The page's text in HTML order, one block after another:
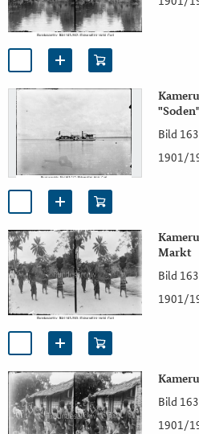
"Soden"
Bild
1901/
Markt
Bild
1901/
Bild
1901/